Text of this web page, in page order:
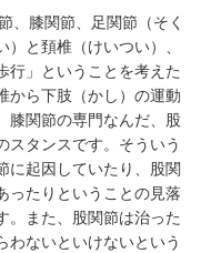
、膝関節、足関節（そく
と頚椎（けいつい）、
行」ということを考えた
から下肢（かし）の運動
膝関節の専門なんだ、股
スタンスです。そういう
に起因していたり、股関
ったりということの見落
。また、股関節は治った
わないといけないという